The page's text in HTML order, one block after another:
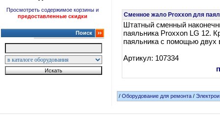
Просмотреть содержимое корзины и
предоставленные скидки
Поиск
Сменное жало Proxxon для
Штатный сменный
паяльника Proxxon LG 12.
паяльника с помощью двух
Артикул: 107334
/Оборудование для ремонта /